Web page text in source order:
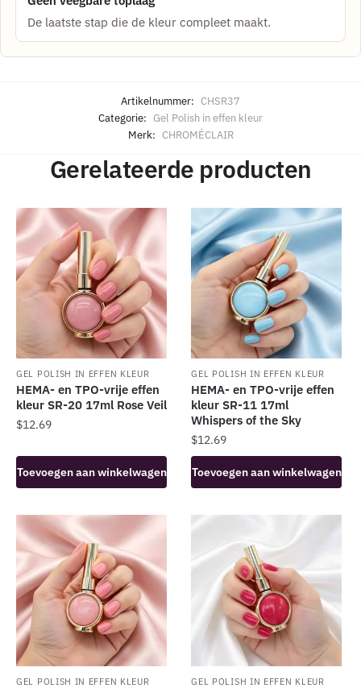
De laatste stap die de kleur compleet maakt.
Artikelnummer: CHSR37
Categorie: Gel Polish in effen kleur
Merk: CHROMÉCLAIR
Gerelateerde producten
GEL POLISH IN EFFEN KLEUR
HEMA- en TPO-vrije effen
kleur SR-20 17ml Rose Veil
$12.69
Toevoegen aan winkelwagen
GEL POLISH IN EFFEN KLEUR
HEMA- en TPO-vrije effen
kleur SR-11 17ml
Whispers of the Sky
$12.69
Toevoegen aan winkelwagen
GEL POLISH IN EFFEN KLEUR GEL POLISH IN EFFEN KLEUR